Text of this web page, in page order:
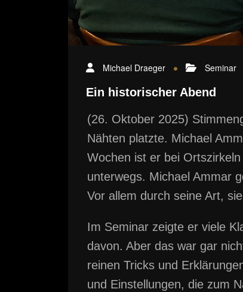
Michael Draeger Seminar
Ein historischer Abend
(26. Oktober 2025)
Nähten platzte. Michael
Wochen ist er bei
unterwegs. Michael Ammar
Vor allem durch seine Art,
Im Seminar zeigte er viele
davon. Aber das war gar
reinen Tricks und
und Einstellungen, die zum